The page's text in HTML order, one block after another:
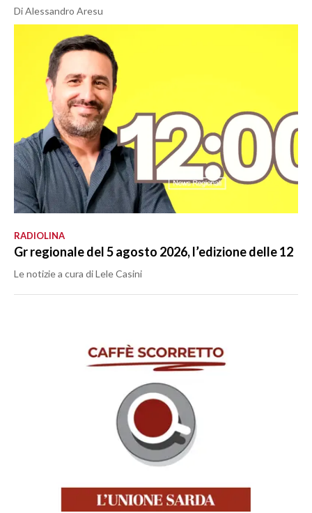
Di Alessandro Aresu
RADIOLINA
Gr regionale del 5 agosto 2026, l’edizione delle 12
Le notizie a cura di Lele Casini